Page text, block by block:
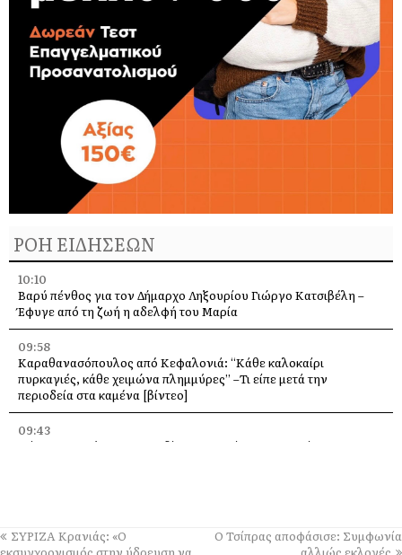
ΡΟΗ ΕΙΔΗΣΕΩΝ
10:10
Βαρύ πένθος για τον Δήμαρχο Ληξουρίου Γιώργο Κατσιβέλη –
Έφυγε από τη ζωή η αδελφή του Μαρία
09:58
Καραθανασόπουλος από Κεφαλονιά: “Κάθε καλοκαίρι
πυρκαγιές, κάθε χειμώνα πλημμύρες” –Τι είπε μετά την
περιοδεία στα καμένα [βίντεο]
09:43
Πάρος: Νεκρό 4χρονο παιδί που εντοπίστηκε σε πισίνα beach
Παγκόσμιο Κ20!
ΣΥΡΙΖΑ Κρανιάς: «Ο
εκσυγχρονισμός στην ύδρευση να
Ο Τσίπρας αποφάσισε: Συμφωνία
αλλιώς εκλογές